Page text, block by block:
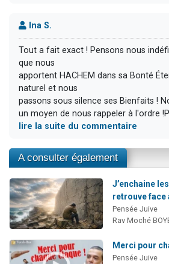
Ina S.
Tout a fait exact ! Pensons nous
que nous
apportent HACHEM dans sa Bonté
naturel et nous
passons sous silence ses Bienfaits !
un moyen de nous rappeler à l'ordre
lire la suite du commentaire
A consulter également
J’enchaine
retrouve face
Pensée Juive
Rav Moché
Merci pour
Pensée Juive